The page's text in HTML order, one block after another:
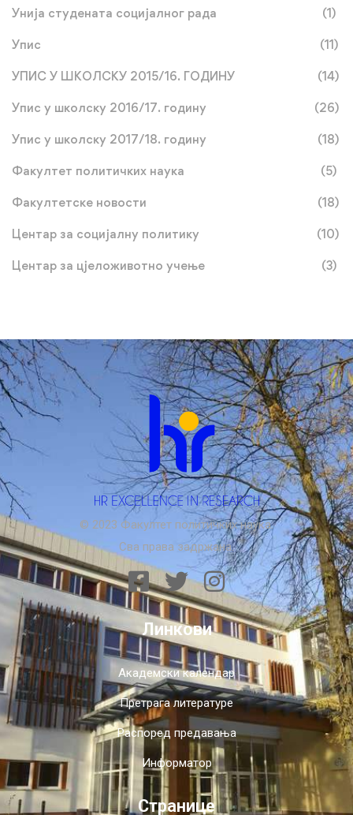
Унија студената социјалног рада (1)
Упис (11)
УПИС У ШКОЛСКУ 2015/16. ГОДИНУ (14)
Упис у школску 2016/17. годину (26)
Упис у школску 2017/18. годину (18)
Факултет политичких наука (5)
Факултетске новости (18)
Центар за социјалну политику (10)
Центар за цјеложивотно учење (3)
© 2023 Факултет политичких наука.
Сва права задржана.
Линкови
Академски календар
Претрага литературе
Распоред предавања
Информатор
Странице